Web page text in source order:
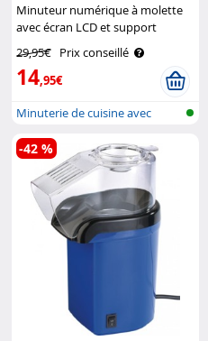
Minuteur numérique à molette
avec écran LCD et support
magnétique Casa Control
29,95€ Prix conseillé
14,95€
Minuterie de cuisine avec
attache m..
-42 %